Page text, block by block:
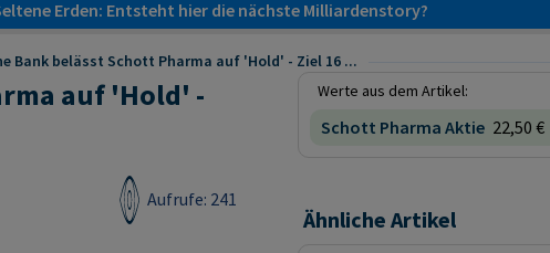
Erden: Entsteht hier die nächste Milliardenstory?
Bank belässt Schott Pharma auf 'Hold' - Ziel 16 ...
auf 'Hold' -
Aufrufe: 241
Werte aus dem Artikel:
Schott Pharma Aktie 22,50 €
Ähnliche Artikel